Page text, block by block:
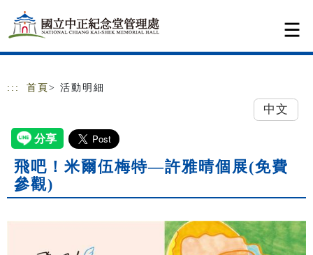
跳到主要內容
網站導覽
::: 首頁 > 活動明細
中文
飛吧！米爾伍梅特—許雅晴個展(免費
參觀)